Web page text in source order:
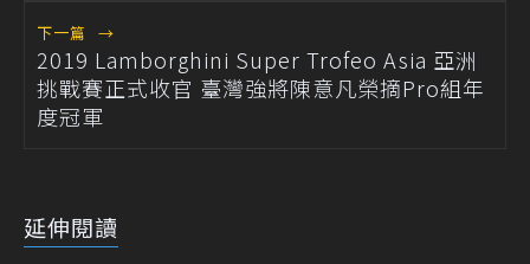
下一篇 →
2019 Lamborghini Super Trofeo Asia 亞洲
挑戰賽正式收官 臺灣強將陳意凡榮摘Pro組年
度冠軍
延伸閱讀